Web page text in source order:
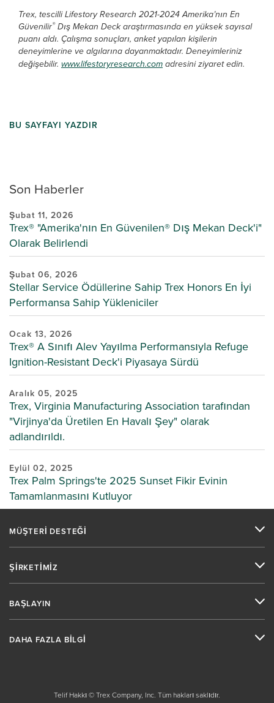
Son Haberler
Şubat 11, 2026
Trex® "Amerika'nın En Güvenilen® Dış Mekan Deck'i"
Olarak Belirlendi
Şubat 06, 2026
Stellar Service Ödüllerine Sahip Trex Honors En İyi
Performansa Sahip Yükleniciler
Ocak 13, 2026
Trex® A Sınıfı Alev Yayılma Performansıyla Refuge
Ignition-Resistant Deck'i Piyasaya Sürdü
Aralık 05, 2025
Trex, Virginia Manufacturing Association tarafından
"Virjinya'da Üretilen En Havalı Şey" olarak
adlandırıldı.
Eylül 02, 2025
Trex Palm Springs'te 2025 Sunset Fikir Evinin
Tamamlanmasını Kutluyor
Trex, tescilli Lifestory Research 2021-2024 Amerika’nın En
Güvenilir®Dış Mekan Deck araştırmasında en yüksek sayısal
puanı aldı. Çalışma sonuçları, anket yapılan kişilerin
deneyimlerine ve algılarına dayanmaktadır. Deneyimleriniz
değişebilir. www.lifestoryresearch.comadresini ziyaret edin.
BU SAYFAYI YAZDIR
MÜŞTERİ DESTEĞİ
ŞİRKETİMİZ
BAŞLAYIN
DAHA FAZLA BİLGİ
Telif Hakkı © Trex Company, Inc. Tüm hakları saklıdır.